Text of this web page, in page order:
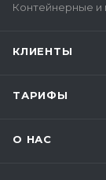
Контейнерные и
КЛИЕНТЫ
ТАРИФЫ
О НАС